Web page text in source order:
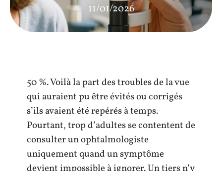
11/01/2026
50 %. Voilà la part des troubles de la vue
qui auraient pu être évités ou corrigés
s’ils avaient été repérés à temps.
Pourtant, trop d’adultes se contentent de
consulter un ophtalmologiste
uniquement quand un symptôme